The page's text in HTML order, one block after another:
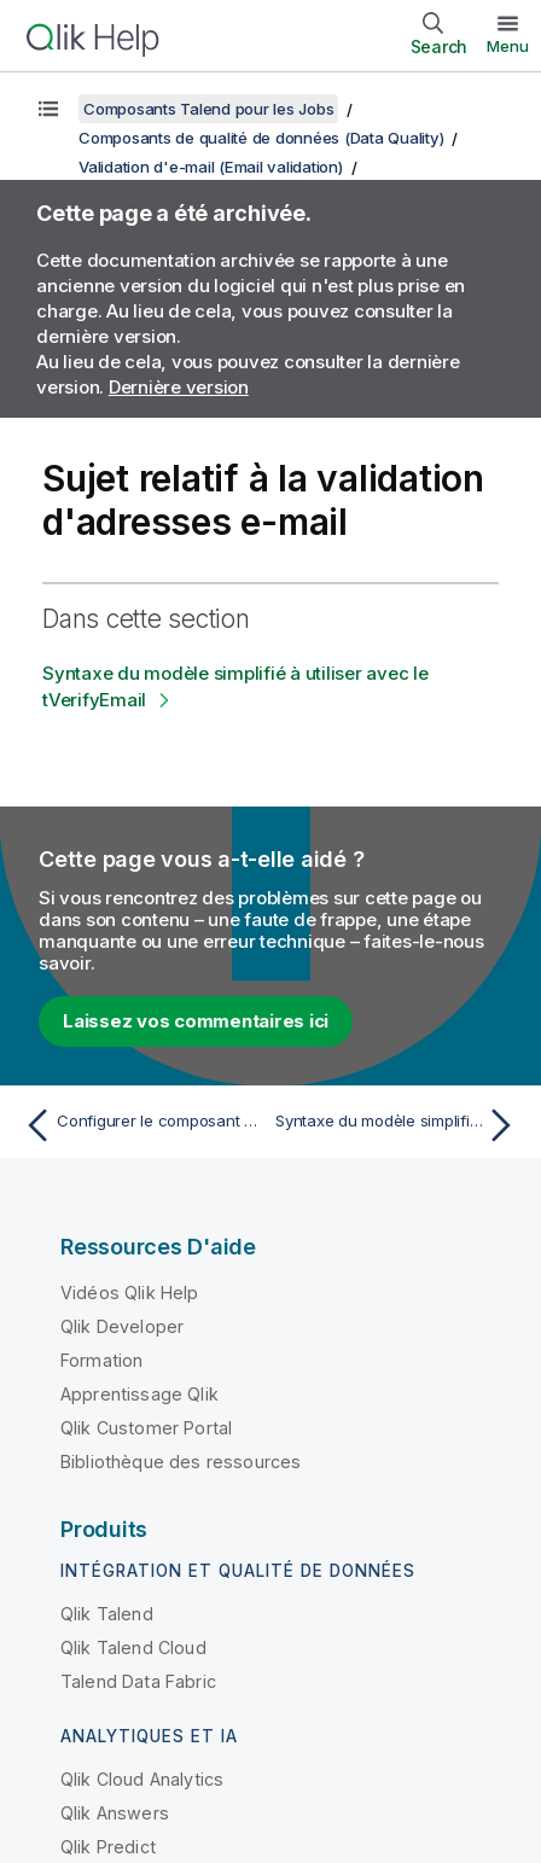
Search Menu
Composants Talend pour les Jobs
Composants de qualité de données (Data Quality)
Validation d'e-mail (Email validation)
Cette page a été archivée.
Cette documentation archivée se rapporte à une
ancienne version du logiciel qui n'est plus prise en
charge. Au lieu de cela, vous pouvez consulter la
dernière version.
Au lieu de cela, vous pouvez consulter la dernière
version. Dernière version
Sujet relatif à la validation
d'adresses e-mail
Dans cette section
Syntaxe du modèle simplifié à utiliser avec le
tVerifyEmail
Cette page vous a-t-elle aidé ?
Si vous rencontrez des problèmes sur cette page ou
dans son contenu – une faute de frappe, une étape
manquante ou une erreur technique – faites-le-nous
savoir.
Laissez vos commentaires ici
Configurer le composant de sortie et exécuter le Job Syntaxe du modèle simplifié à utiliser avec le tVerifyEmail
Ressources D'aide
Vidéos Qlik Help
Qlik Developer
Formation
Apprentissage Qlik
Qlik Customer Portal
Bibliothèque des ressources
Produits
INTÉGRATION ET QUALITÉ DE DONNÉES
Qlik Talend
Qlik Talend Cloud
Talend Data Fabric
ANALYTIQUES ET IA
Qlik Cloud Analytics
Qlik Answers
Qlik Predict